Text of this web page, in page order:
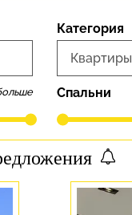
Категория
Квартиры
Спальни